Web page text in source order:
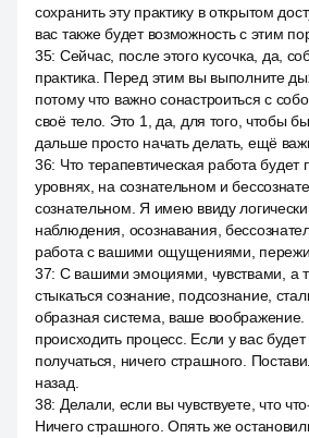
сохранить эту практику в открытом
вас также будет возможность с этим
35: Сейчас, после этого кусочка, да,
практика. Перед этим вы выполните
потому что важно сонастроиться с
своё тело. Это 1, да, для того, чтобы
дальше просто начать делать, ещё
36: Что терапевтическая работа будет
уровнях, на сознательном и
сознательном. Я имею ввиду
наблюдения, осознавания,
работа с вашими ощущениями,
37: С вашими эмоциями, чувствами, а
стыкаться сознание, подсознание,
образная система, ваше воображение.
происходить процесс. Если у вас будет
получаться, ничего страшного.
назад.
38: Делали, если вы чувствуете, что
Ничего страшного. Опять же